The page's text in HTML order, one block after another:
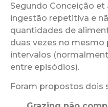
Segundo Conceição et
ingestão repetitiva e
quantidades de
duas vezes no
intervalos
entre episódios).
Foram propostos dois